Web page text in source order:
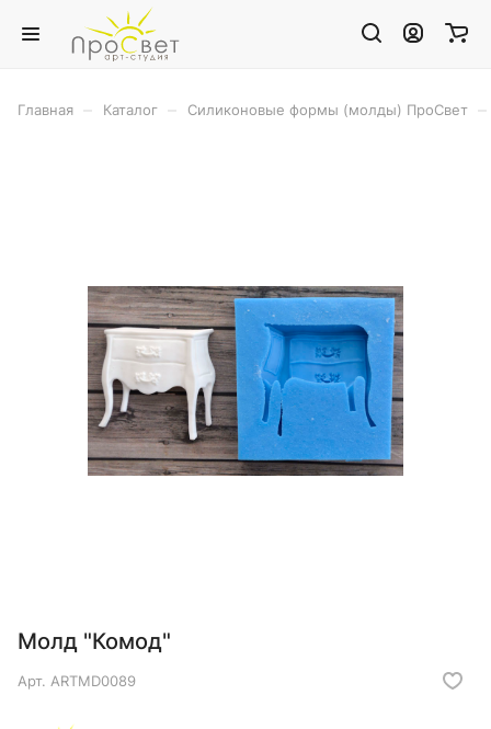
Главная Каталог Силиконовые формы (молды) ПроСвет
Молд "Комод"
Арт. ARTMD0089